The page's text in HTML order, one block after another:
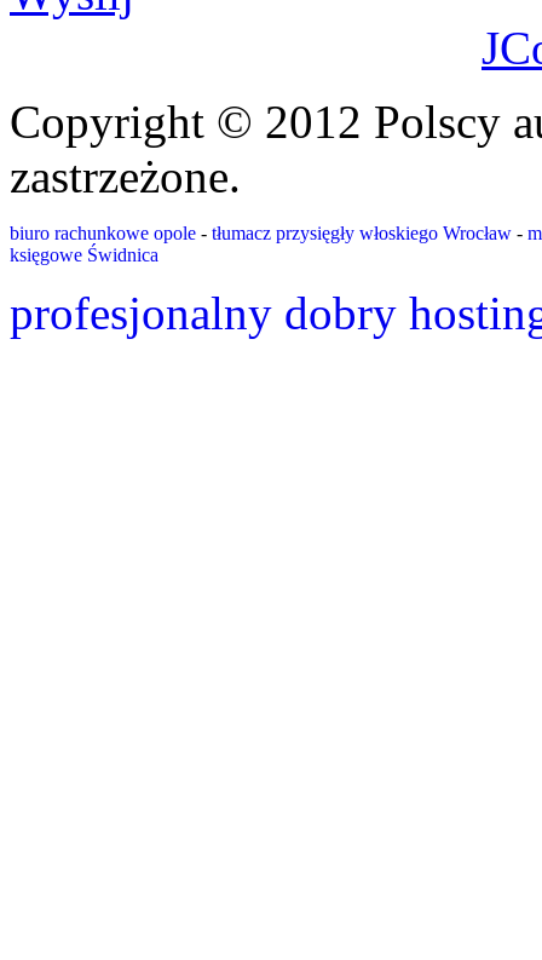
Copyright © 2012 Polscy
zastrzeżone.
biuro rachunkowe opole - tłumacz przysięgły włoskiego Wrocław -
księgowe Świdnica
profesjonalny dobry